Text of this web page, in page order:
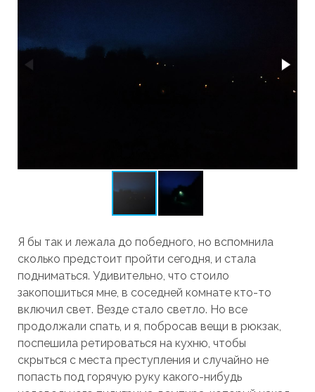
Я бы так и лежала до победного, но вспомнила
сколько предстоит пройти сегодня, и стала
подниматься. Удивительно, что стоило
закопошиться мне, в соседней комнате кто-то
включил свет. Везде стало светло. Но все
продолжали спать, и я, побросав вещи в рюкзак,
поспешила ретироваться на кухню, чтобы
скрыться с места преступления и случайно не
попасть под горячую руку какого-нибудь